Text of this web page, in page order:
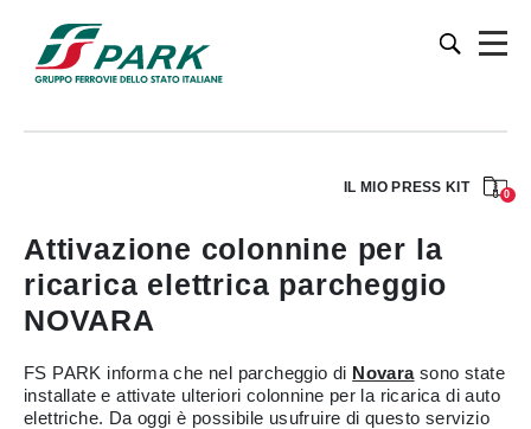
IL MIO PRESS KIT 0
Attivazione colonnine per la
ricarica elettrica parcheggio
NOVARA
FS PARK informa che nel parcheggio di Novara sono state
installate e attivate ulteriori colonnine per la ricarica di auto
elettriche. Da oggi è possibile usufruire di questo servizio